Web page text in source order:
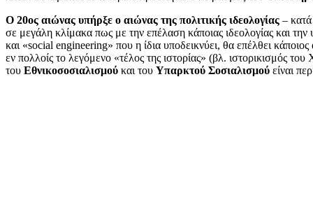
Ο 20ος αιώνας υπήρξε ο αιώνας της πολιτικής ιδεολογίας – κατά
σε μεγάλη κλίμακα πως με την επέλαση κάποιας ιδεολογίας και
και «social engineering» που η ίδια υποδεικνύει, θα επέλθει
εν πολλοίς το λεγόμενο «τέλος της ιστορίας» (βλ. ιστορικισμός
του Εθνικοσοσιαλισμού και του Υπαρκτού Σοσιαλισμού είναι